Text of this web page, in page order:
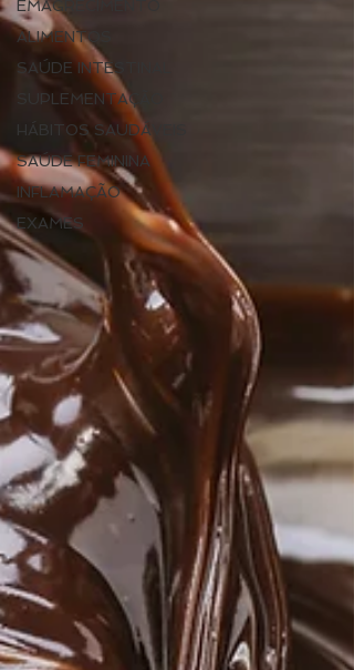
EMAGRECIMENTO
ALIMENTOS
SAÚDE INTESTINAL
SUPLEMENTAÇÃO
HÁBITOS SAUDÁVEIS
SAÚDE FEMININA
INFLAMAÇÃO
EXAMES